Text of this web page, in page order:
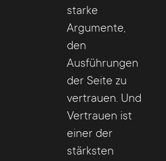
starke
Argumente,
den
Ausführungen
der Seite zu
vertrauen. Und
Vertrauen ist
einer der
stärksten